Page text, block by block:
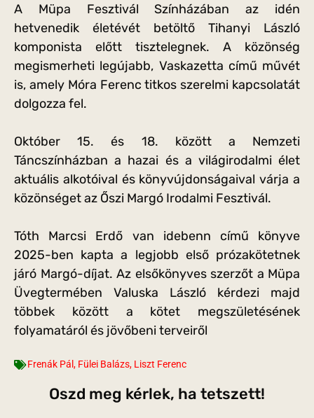
A Müpa Fesztivál Színházában az idén
hetvenedik életévét betöltő Tihanyi László
komponista előtt tisztelegnek. A közönség
megismerheti legújabb, Vaskazetta című művét
is, amely Móra Ferenc titkos szerelmi kapcsolatát
dolgozza fel.
Október 15. és 18. között a Nemzeti
Táncszínházban a hazai és a világirodalmi élet
aktuális alkotóival és könyvújdonságaival várja a
közönséget az Őszi Margó Irodalmi Fesztivál.
Tóth Marcsi Erdő van idebenn című könyve
2025-ben kapta a legjobb első prózakötetnek
járó Margó-díjat. Az elsőkönyves szerzőt a Müpa
Üvegtermében Valuska László kérdezi majd
többek között a kötet megszületésének
folyamatáról és jövőbeni terveiről
Frenák Pál , Fülei Balázs, Liszt Ferenc
Oszd meg kérlek, ha tetszett!